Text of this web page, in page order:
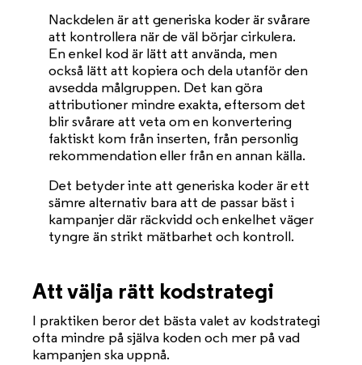
Nackdelen är att generiska koder är svårare
att kontrollera när de väl börjar cirkulera.
En enkel kod är lätt att använda, men
också lätt att kopiera och dela utanför den
avsedda målgruppen. Det kan göra
attributioner mindre exakta, eftersom det
blir svårare att veta om en konvertering
faktiskt kom från inserten, från personlig
rekommendation eller från en annan källa.
Det betyder inte att generiska koder är ett
sämre alternativ bara att de passar bäst i
kampanjer där räckvidd och enkelhet väger
tyngre än strikt mätbarhet och kontroll.
Att välja rätt kodstrategi
I praktiken beror det bästa valet av kodstrategi
ofta mindre på själva koden och mer på vad
kampanjen ska uppnå.